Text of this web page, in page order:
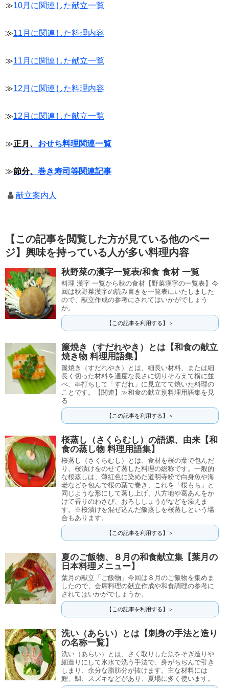
≫10月に関連した献立一覧
≫11月に関連した料理内容
≫11月に関連した献立一覧
≫12月に関連した料理内容
≫12月に関連した献立一覧
≫正月、 おせち料理関連一覧
≫節分、 巻き寿司等関連記事
献立案内人
【この記事を閲覧した方が見ている他のペー
ジ】興味を持っている人が多い料理内容
秋野菜の漢字一覧表/和食 食材 一覧
料理 漢字 一覧から秋の食材【野菜漢字の一覧表】今
回は秋野菜漢字の読み書きを一覧表にいたしました
ので、献立作成の参考にされてはいかがでしょう
か。
【この記事を利用する】＞
簾焼き（すだれやき）とは【和食の献立
焼き物 料理用語集】
簾焼き（すだれやき）とは、細長い材料、または細
長く切った材料を適度な長さに切りそろえて横に並
べ、串打ちして「すだれ」に見立てて焼いた料理の
ことです。【関連】≫和食の献立別料理用語集を見
る
【この記事を利用する】＞
桜蒸し（さくらむし）の語源、由来【和
食の蒸し物 料理用語集】
桜蒸し（さくらむし）とは、食材を桜の葉で包んだ
り、桜漬けをのせて蒸した料理の総称です。一般的
な桜蒸しは、薄紅色に染めた道明寺粉で白身魚や海
老などを包んで桜の葉で巻き、これを「桜もち」と
同じような形にして蒸し上げ、八方地や葛あんをか
けて香りのわさび、おろししょうがなどを添えま
す。※桜漬けを混ぜ込んだ飯蒸しを桜蒸しという場
合もあります。
【この記事を利用する】＞
夏のご飯物、８月の和食献立集【葉月の
日本料理メニュー】
葉月の献立「ご飯物」今回は８月のご飯物を集めま
したので、会席料理の献立作成や和食調理の参考に
されてはいかがでしょうか。
【この記事を利用する】＞
洗い（あらい）とは【刺身の手法と造り
の名称一覧】
洗い（あらい）とは、さく取りした魚をそぎ造りや
細造りにして氷水で洗う手法で、身がちぢんで引き
しまり、余分な脂肪分が抜けます。主な材料には
鯉、鯛、スズキなどがあり、夏場に多く使います。